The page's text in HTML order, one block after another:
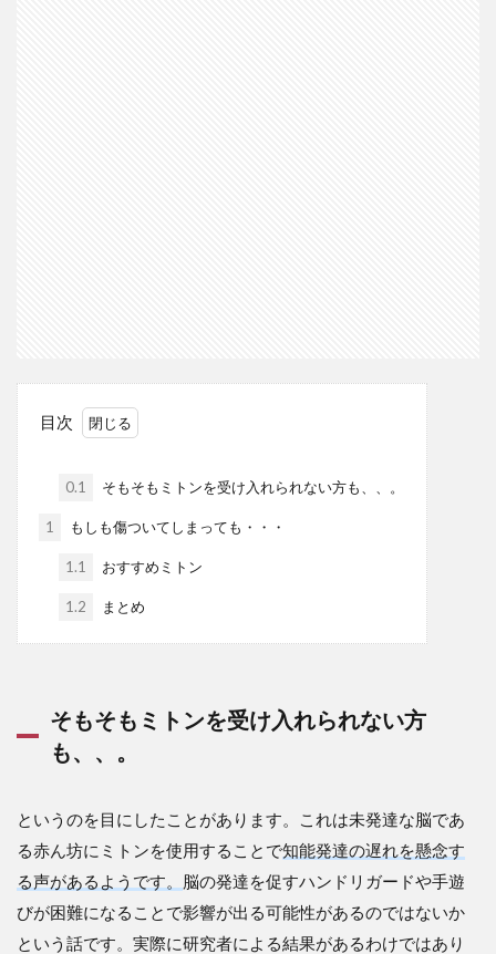
目次
0.1 そもそもミトンを受け入れられない方も、、。
1 もしも傷ついてしまっても・・・
1.1 おすすめミトン
1.2 まとめ
そもそもミトンを受け入れられない方
も、、。
というのを目にしたことがあります。これは未発達な脳であ
る赤ん坊にミトンを使用することで知能発達の遅れを懸念す
る声があるようです。 脳の発達を促すハンドリガードや手遊
びが困難になることで影響が出る可能性があるのではないか
という話です。実際に研究者による結果があるわけではあり